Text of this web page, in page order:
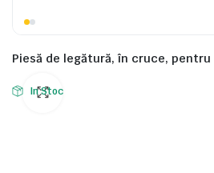
Piesă de legătură, în cruce, pentru
In Stoc